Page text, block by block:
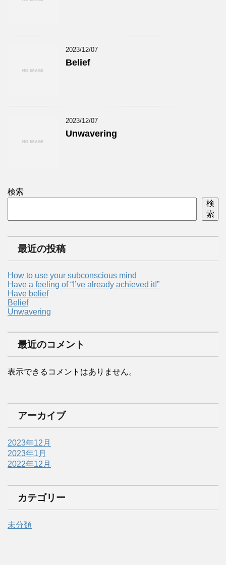
2023/12/07
Belief
2023/12/07
Unwavering
検索
検
索
最近の投稿
How to use your subconscious mind
Have a feeling of “I’ve already achieved it!”
Have belief
Belief
Unwavering
最近のコメント
表示できるコメントはありません。
アーカイブ
2023年12月
2023年1月
2022年12月
カテゴリー
未分類